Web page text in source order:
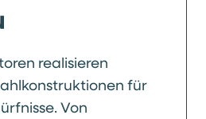
realisieren
für
Von